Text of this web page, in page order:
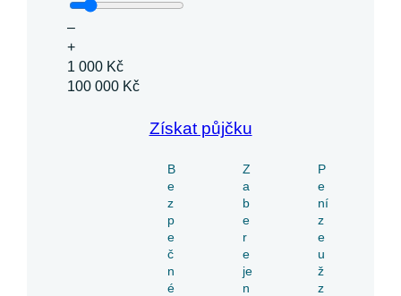
–
+
1 000 Kč
100 000 Kč
Získat půjčku
B
e
z
p
e
č
n
é
Z
a
b
e
r
e
je
n
P
e
ní
z
e
u
ž
z